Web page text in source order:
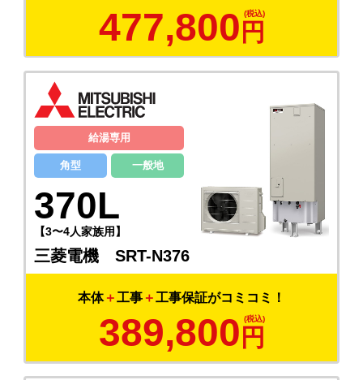
477,800 円
給湯専用
角型 一般地
370L
【3〜4人家族用】
三菱電機 SRT-N376
本体＋工事 ＋工事保証がコミコミ！
389,800 円